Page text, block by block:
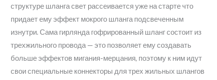
структуре шланга свет рассеивается уже на старте что
придает ему эффект мокрого шланга подсвеченным
изнутри. Сама гирлянда гофрированный шланг состоит из
трехжильного провода — это позволяет ему создавать
больше эффектов мигания-мерцания, поэтому к ним идут
свои специальные коннекторы для трех жильных шлангов